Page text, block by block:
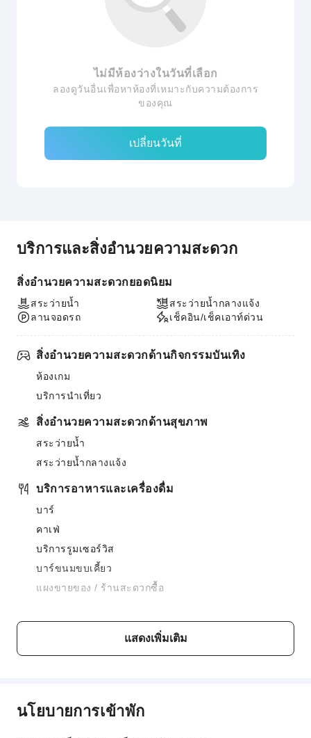
ไม่มีห้องว่างในวันที่เลือก
ลองดูวันอื่นเพื่อหาห้องที่เหมาะกับความต้องการ
ของคุณ
เปลี่ยนวันที่
บริการและสิ่งอำนวยความสะดวก
สิ่งอำนวยความสะดวกยอดนิยม
สระว่ายน้ำ
ลานจอดรถ
สระว่ายน้ำกลางแจ้ง
เช็คอิน/เช็คเอาท์ด่วน
สิ่งอำนวยความสะดวกด้านกิจกรรมบันเทิง
ห้องเกม
บริการนำเที่ยว
สิ่งอำนวยความสะดวกด้านสุขภาพ
สระว่ายน้ำ
สระว่ายน้ำกลางแจ้ง
บริการอาหารและเครื่องดื่ม
บาร์
คาเฟ่
บริการรูมเซอร์วิส
บาร์ขนมขบเคี้ยว
แผงขายของ / ร้านสะดวกซื้อ
บริการทำความสะอาด
แสดงเพิ่มเติม
นโยบายการเข้าพัก